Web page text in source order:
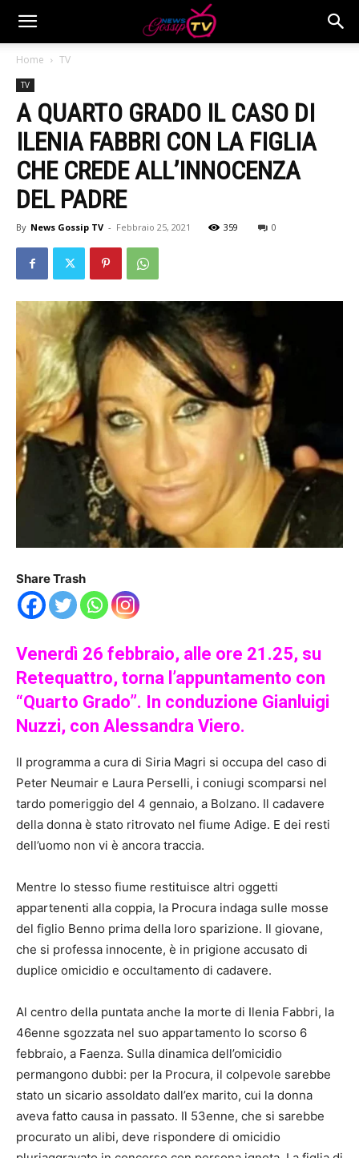
Home TV
TV
A QUARTO GRADO IL CASO DI
ILENIA FABBRI CON LA FIGLIA
CHE CREDE ALL’INNOCENZA
DEL PADRE
By News Gossip TV - Febbraio 25, 2021 359 0
Share Trash
Venerdì 26 febbraio, alle ore 21.25, su
Retequattro, torna l’appuntamento con
“Quarto Grado”. In conduzione Gianluigi
Nuzzi, con Alessandra Viero.
Il programma a cura di Siria Magri si occupa del caso di
Peter Neumair e Laura Perselli, i coniugi scomparsi nel
tardo pomeriggio del 4 gennaio, a Bolzano. Il cadavere
della donna è stato ritrovato nel fiume Adige. E dei resti
dell’uomo non vi è ancora traccia.
Mentre lo stesso fiume restituisce altri oggetti
appartenenti alla coppia, la Procura indaga sulle mosse
del figlio Benno prima della loro sparizione. Il giovane,
che si professa innocente, è in prigione accusato di
duplice omicidio e occultamento di cadavere.
Al centro della puntata anche la morte di Ilenia Fabbri, la
46enne sgozzata nel suo appartamento lo scorso 6
febbraio, a Faenza. Sulla dinamica dell’omicidio
permangono dubbi: per la Procura, il colpevole sarebbe
stato un sicario assoldato dall’ex marito, cui la donna
aveva fatto causa in passato. Il 53enne, che si sarebbe
procurato un alibi, deve rispondere di omicidio